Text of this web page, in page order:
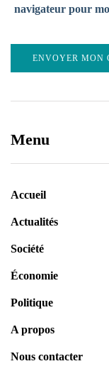
navigateur pour
Menu
Accueil
Actualités
Société
Économie
Politique
A propos
Nous contacter